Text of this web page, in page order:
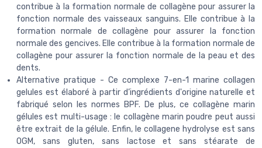
contribue à la formation normale de collagène pour assurer la
fonction normale des vaisseaux sanguins. Elle contribue à la
formation normale de collagène pour assurer la fonction
normale des gencives. Elle contribue à la formation normale de
collagène pour assurer la fonction normale de la peau et des
dents.
Alternative pratique - Ce complexe 7-en-1 marine collagen
gelules est élaboré à partir d’ingrédients d'origine naturelle et
fabriqué selon les normes BPF. De plus, ce collagène marin
gélules est multi-usage : le collagène marin poudre peut aussi
être extrait de la gélule. Enfin, le collagene hydrolyse est sans
OGM, sans gluten, sans lactose et sans stéarate de